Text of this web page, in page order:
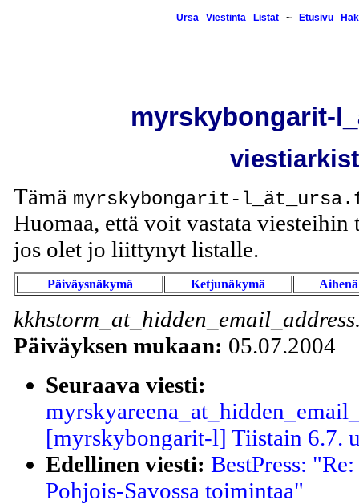
Ursa Viestintä Listat~ Etusivu
myrskybongarit-
Tämä myrskybongarit-
Huomaa, että voit vastata viesteihin
jos olet jo liittynyt listalle.
Päiväysnäkymä Ketjunäkymä
Päiväyksen mukaan: 05.07.2004
Seuraava viesti:
[myrskybongarit-l] Tiistain 6.7.
Edellinen viesti: BestPress:
Pohjois-Savossa toimintaa"